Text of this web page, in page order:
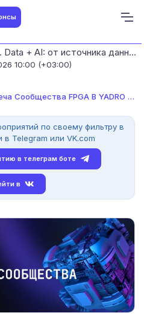
SmartData 2026. Data + AI: от источника данных до работающих моделей
10:00 (+03:00)
Сообщества FPGA В YADRO 2026
по своему фильтру в
Telegram или VK.com
в телеграм боте
в